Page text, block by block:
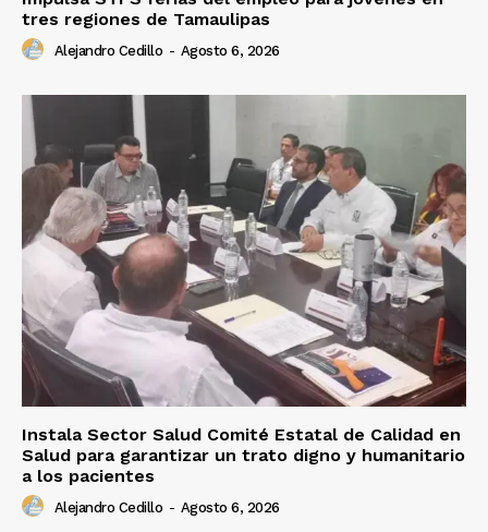
tres regiones de Tamaulipas
Alejandro Cedillo - Agosto 6, 2026
Instala Sector Salud Comité Estatal de Calidad en
Salud para garantizar un trato digno y humanitario
a los pacientes
Alejandro Cedillo - Agosto 6, 2026